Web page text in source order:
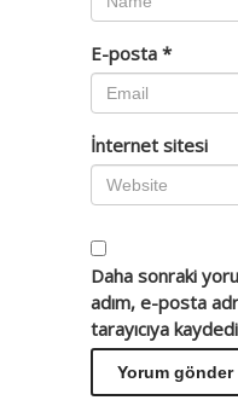
E-posta *
İnternet sitesi
Daha sonraki
adım, e-posta
tarayıcıya